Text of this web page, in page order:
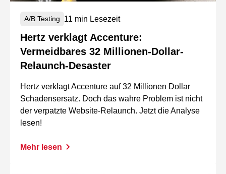
A/B Testing 11 min Lesezeit
Hertz verklagt Accenture:
Vermeidbares 32 Millionen-Dollar-
Relaunch-Desaster
Hertz verklagt Accenture auf 32 Millionen Dollar
Schadensersatz. Doch das wahre Problem ist nicht
der verpatzte Website-Relaunch. Jetzt die Analyse
lesen!
Mehr lesen